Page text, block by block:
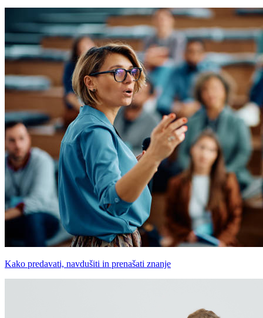
Kako predavati, navdušiti in prenašati znanje